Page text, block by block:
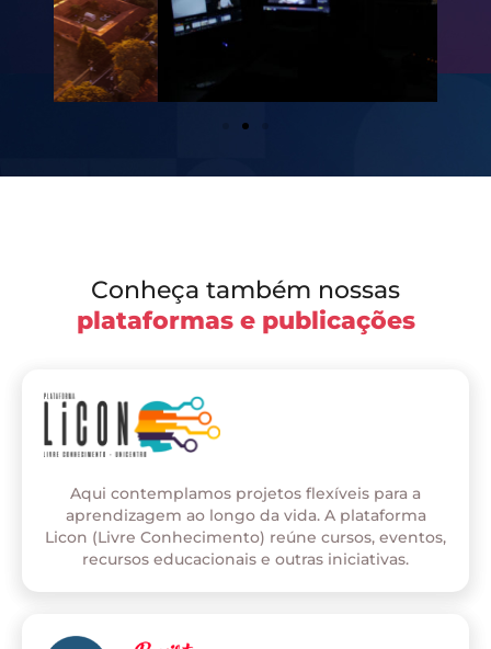
Conheça também nossas
plataformas e publicações
Aqui contemplamos projetos flexíveis para a
aprendizagem ao longo da vida. A plataforma
Licon (Livre Conhecimento) reúne cursos, eventos,
recursos educacionais e outras iniciativas.